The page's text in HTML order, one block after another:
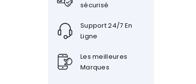
sécurisé
Support 24/7 En
Ligne
Les meilleures
Marques